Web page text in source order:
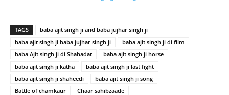
TAGS
baba ajit singh ji and baba jujhar singh ji
baba ajit singh ji baba jujhar singh ji
baba ajit singh ji di film
baba Ajit singh ji di Shahadat
baba ajit singh ji horse
baba ajit singh ji katha
baba ajit singh ji last fight
baba ajit singh ji shaheedi
baba ajit singh ji song
Battle of chamkaur
Chaar sahibzaade